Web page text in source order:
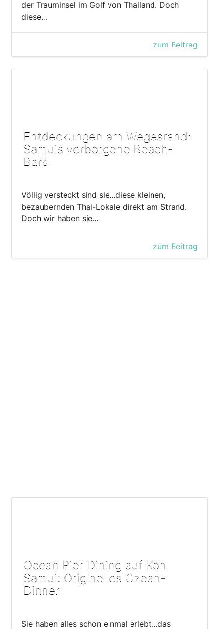
der Trauminsel im Golf von Thailand. Doch
diese…
zum Beitrag
Entdeckungen am Wegesrand:
Samuis verborgene Beach-
Bars
Völlig versteckt sind sie...diese kleinen,
bezaubernden Thai-Lokale direkt am Strand.
Doch wir haben sie…
zum Beitrag
Ocean Pier Dining auf Koh
Samui: Originelles Ozean-
Dinner
Sie haben alles schon einmal erlebt...das